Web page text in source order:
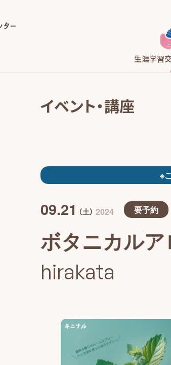
生涯学習
イベント・講座
※
09.21 （土） 2024 要予約
ボタニカルア
hirakata